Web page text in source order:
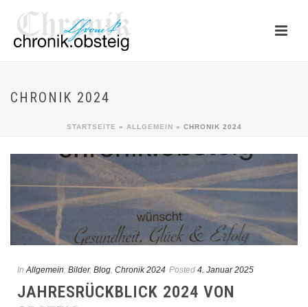
CHRONIK 2024
STARTSEITE » ALLGEMEIN » CHRONIK 2024
In Allgemein, Bilder, Blog, Chronik 2024 Posted 4. Januar 2025
JAHRESRÜCKBLICK 2024 VON